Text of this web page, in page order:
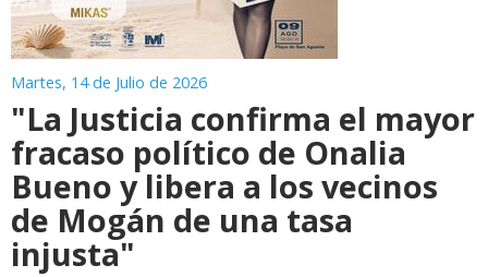
Martes, 14 de Julio de 2026
"La Justicia confirma el mayor
fracaso político de Onalia
Bueno y libera a los vecinos
de Mogán de una tasa
injusta"